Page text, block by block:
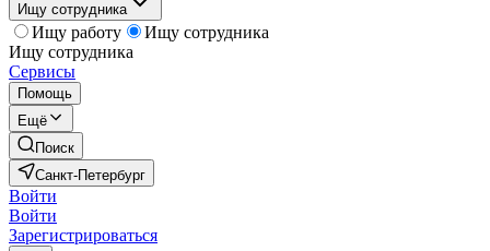
Ищу сотрудника
Ищу работу
Ищу сотрудника
Ищу сотрудника
Сервисы
Помощь
Ещё
Поиск
Санкт-Петербург
Войти
Войти
Зарегистрироваться